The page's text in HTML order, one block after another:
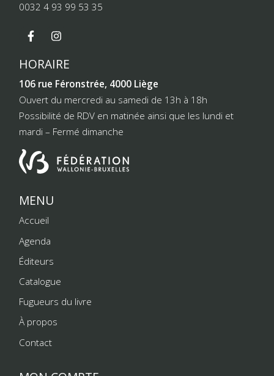
0032 4 93 99 53 35
HORAIRE
106 rue Féronstrée, 4000 Liège
Ouvert du mercredi au samedi de 13h à 18h
Possibilité de RDV en matinée ainsi que les lundi et
mardi – Fermé dimanche
MENU
Accueil
Agenda
Éditeurs
Catalogue
Fugueurs du livre
À propos
Contact